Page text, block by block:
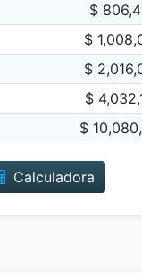
$
$
$
$
$
Calculadora